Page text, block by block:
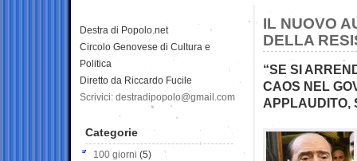
IL NUOVO
DELLA
“SE SI
CAOS NEL
APPLAUDITO,
Destra di Popolo.net
Circolo Genovese di Cultura e
Politica
Diretto da Riccardo Fucile
Scrivici: destradipopolo@gmail.com
Categorie
100 giorni (5)